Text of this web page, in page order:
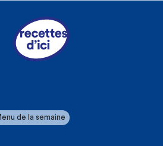
de la semaine